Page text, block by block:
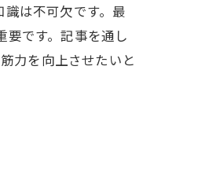
は不可欠です。最
です。記事を通し
力を向上させたいと